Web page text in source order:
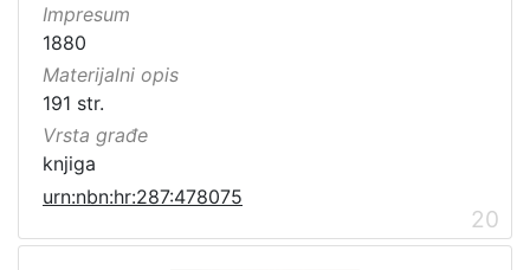
Impresum
1880
Materijalni opis
191 str.
Vrsta građe
knjiga
urn:nbn:hr:287:478075
20